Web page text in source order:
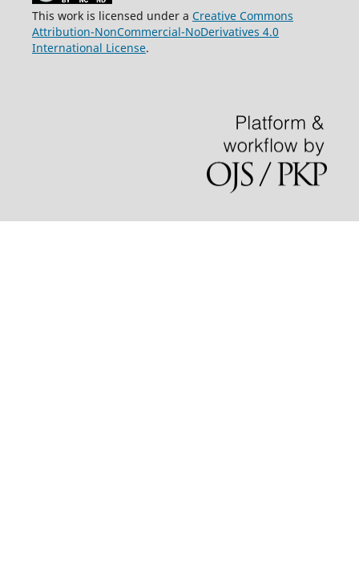
This work is licensed under a Creative Commons
Attribution-NonCommercial-NoDerivatives 4.0
International License.